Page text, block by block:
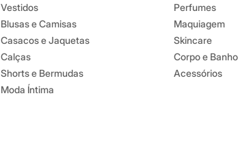
Vestidos
Blusas e Camisas
Casacos e Jaquetas
Calças
Shorts e Bermudas
Moda Íntima
Perfumes
Maquiagem
Skincare
Corpo e Banho
Acessórios